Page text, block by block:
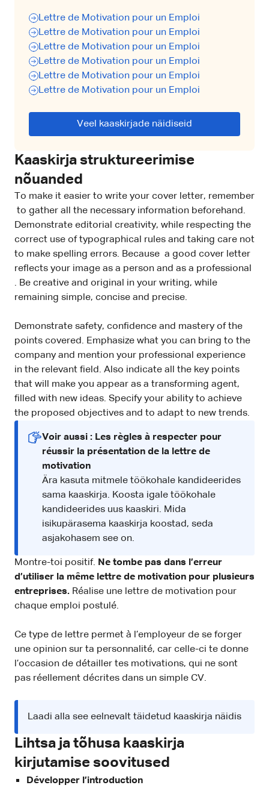
Lettre de Motivation pour un Emploi
Lettre de Motivation pour un Emploi
Lettre de Motivation pour un Emploi
Lettre de Motivation pour un Emploi
Lettre de Motivation pour un Emploi
Lettre de Motivation pour un Emploi
Veel kaaskirjade näidiseid
Kaaskirja struktureerimise
nõuanded
To make it easier to write your cover letter, remember
to gather all the necessary information beforehand.
Demonstrate editorial creativity, while respecting the
correct use of typographical rules and taking care not
to make spelling errors. Because a good cover letter
reflects your image as a person and as a professional
. Be creative and original in your writing, while
remaining simple, concise and precise.
Demonstrate safety, confidence and mastery of the
points covered. Emphasize what you can bring to the
company and mention your professional experience
in the relevant field. Also indicate all the key points
that will make you appear as a transforming agent,
filled with new ideas. Specify your ability to achieve
the proposed objectives and to adapt to new trends.
Voir aussi : Les règles à respecter pour
réussir la présentation de la lettre de
motivation
Ära kasuta mitmele töökohale kandideerides
sama kaaskirja. Koosta igale töökohale
kandideerides uus kaaskiri. Mida
isikupärasema kaaskirja koostad, seda
asjakohasem see on.
Montre-toi positif. Ne tombe pas dans l’erreur
d’utiliser la même lettre de motivation pour plusieurs
entreprises. Réalise une lettre de motivation pour
chaque emploi postulé.
Ce type de lettre permet à l’employeur de se forger
une opinion sur ta personnalité, car celle-ci te donne
l’occasion de détailler tes motivations, qui ne sont
pas réellement décrites dans un simple CV.
Laadi alla see eelnevalt täidetud kaaskirja näidis
Lihtsa ja tõhusa kaaskirja
kirjutamise soovitused
Développer l’introduction